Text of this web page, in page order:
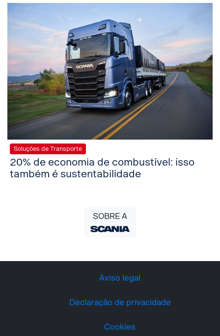
Soluções de Transporte
20% de economia de combustível: isso
também é sustentabilidade
SOBRE A
Aviso legal
Declaração de privacidade
Cookies